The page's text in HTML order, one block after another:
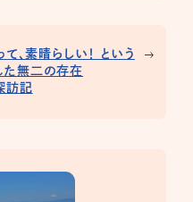
、素晴らしい！ という
た無二の存在
訪記